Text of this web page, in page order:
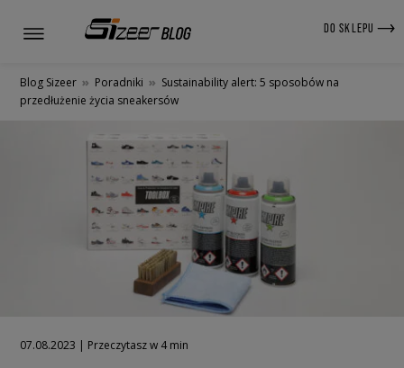
DO SKLEPU
Blog Sizeer » Poradniki » Sustainability alert: 5 sposobów na
przedłużenie życia sneakersów
07.08.2023 | Przeczytasz w 4 min